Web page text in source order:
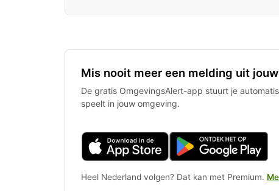
Mis nooit meer een melding uit
De gratis OmgevingsAlert-app stuurt je
speelt in jouw omgeving.
Heel Nederland volgen? Dat kan met Premium.